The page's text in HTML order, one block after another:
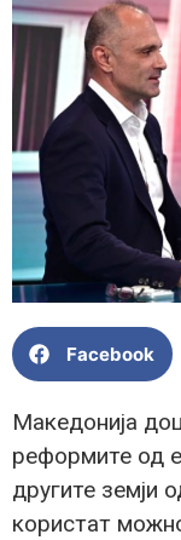
Facebook
Македонија
реформите од
другите земји
користат